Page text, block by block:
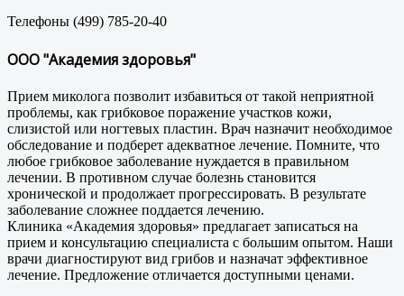
Телефоны (499) 785-20-40
ООО "Академия здоровья"
Прием миколога позволит избавиться от такой неприятной
проблемы, как грибковое поражение участков кожи,
слизистой или ногтевых пластин. Врач назначит необходимое
обследование и подберет адекватное лечение. Помните, что
любое грибковое заболевание нуждается в правильном
лечении. В противном случае болезнь становится
хронической и продолжает прогрессировать. В результате
заболевание сложнее поддается лечению.
Клиника «Академия здоровья» предлагает записаться на
прием и консультацию специалиста с большим опытом. Наши
врачи диагностируют вид грибов и назначат эффективное
лечение. Предложение отличается доступными ценами.